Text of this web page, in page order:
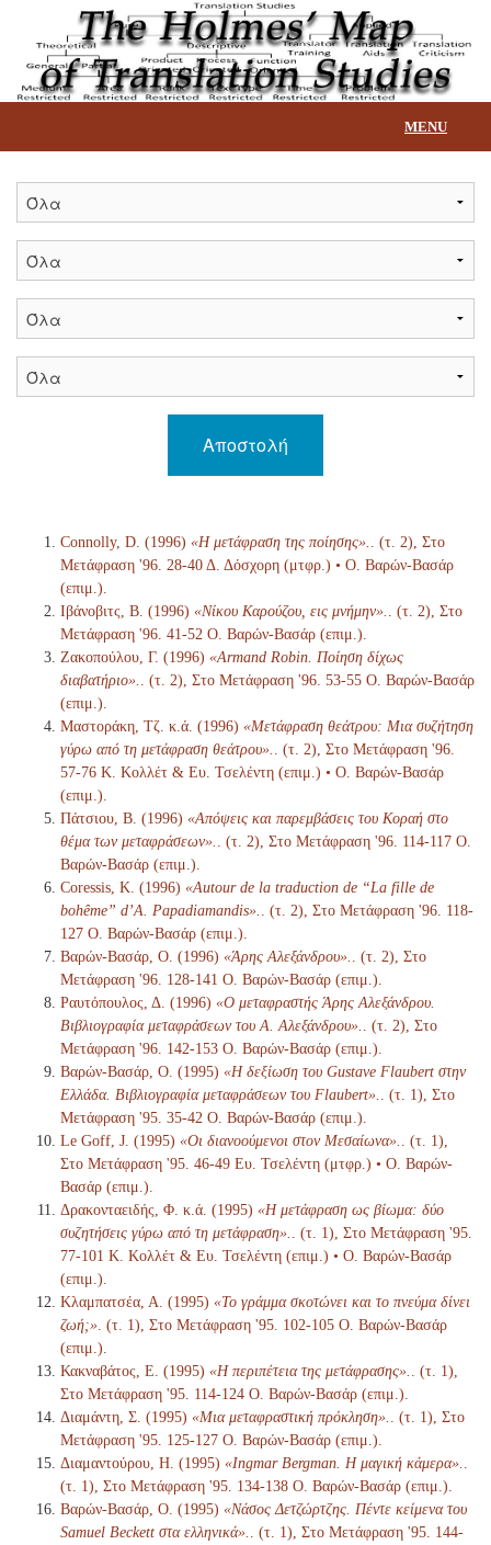
MENU
Αρχική
Τίτλοι
Επικοινωνία
Αποστολή
Connolly, D. (1996) «Η μετάφραση της ποίησης».
. (τ. 2), Στο
Μετάφραση '96. 28-40 Δ. Δόσχορη (μτφρ.) • Ο. Βαρών-Βασάρ
(επιμ.).
Ιβάνοβιτς, Β. (1996) «Νίκου Καρούζου, εις μνήμην».
. (τ. 2), Στο
Μετάφραση '96. 41-52 Ο. Βαρών-Βασάρ (επιμ.).
Ζακοπούλου, Γ. (1996) «Armand Robin. Ποίηση δίχως
διαβατήριο».
. (τ. 2), Στο Μετάφραση '96. 53-55 Ο. Βαρών-Βασάρ
(επιμ.).
Μαστοράκη, Τζ. κ.ά. (1996) «Μετάφραση θεάτρου: Μια συζήτηση
γύρω από τη μετάφραση θεάτρου».
. (τ. 2), Στο Μετάφραση '96.
57-76 Κ. Κολλέτ & Ευ. Τσελέντη (επιμ.) • Ο. Βαρών-Βασάρ
(επιμ.).
Πάτσιου, Β. (1996) «Απόψεις και παρεμβάσεις του Κοραή στο
θέμα των μεταφράσεων».
. (τ. 2), Στο Μετάφραση '96. 114-117 Ο.
Βαρών-Βασάρ (επιμ.).
Coressis, Κ. (1996) «Autour de la traduction de “La fille de
bohême” d’A. Papadiamandis».
. (τ. 2), Στο Μετάφραση '96. 118-
127 Ο. Βαρών-Βασάρ (επιμ.).
Βαρών-Βασάρ, Ο. (1996) «Άρης Αλεξάνδρου».
. (τ. 2), Στο
Μετάφραση '96. 128-141 Ο. Βαρών-Βασάρ (επιμ.).
Ραυτόπουλος, Δ. (1996) «Ο μεταφραστής Άρης Αλεξάνδρου.
Βιβλιογραφία μεταφράσεων του Α. Αλεξάνδρου».
. (τ. 2), Στο
Μετάφραση '96. 142-153 Ο. Βαρών-Βασάρ (επιμ.).
Βαρών-Βασάρ, Ο. (1995) «Η δεξίωση του Gustave Flaubert στην
Ελλάδα. Βιβλιογραφία μεταφράσεων του Flaubert».
. (τ. 1), Στο
Μετάφραση '95. 35-42 Ο. Βαρών-Βασάρ (επιμ.).
Le Goff, J. (1995) «Οι διανοούμενοι στον Μεσαίωνα».
. (τ. 1),
Στο Μετάφραση '95. 46-49 Ευ. Τσελέντη (μτφρ.) • Ο. Βαρών-
Βασάρ (επιμ.).
Δρακονταειδής, Φ. κ.ά. (1995) «Η μετάφραση ως βίωμα: δύο
συζητήσεις γύρω από τη μετάφραση».
. (τ. 1), Στο Μετάφραση '95.
77-101 Κ. Κολλέτ & Ευ. Τσελέντη (επιμ.) • Ο. Βαρών-Βασάρ
(επιμ.).
Κλαμπατσέα, Α. (1995) «Το γράμμα σκοτώνει και το πνεύμα δίνει
ζωή;» . (τ. 1), Στο Μετάφραση '95. 102-105 Ο. Βαρών-Βασάρ
(επιμ.).
Κακναβάτος, Ε. (1995) «Η περιπέτεια της μετάφρασης».
. (τ. 1),
Στο Μετάφραση '95. 114-124 Ο. Βαρών-Βασάρ (επιμ.).
Διαμάντη, Σ. (1995) «Μια μεταφραστική πρόκληση».
. (τ. 1), Στο
Μετάφραση '95. 125-127 Ο. Βαρών-Βασάρ (επιμ.).
Διαμαντούρου, Η. (1995) «Ingmar Bergman. Η μαγική κάμερα».
(τ. 1), Στο Μετάφραση '95. 134-138 Ο. Βαρών-Βασάρ (επιμ.).
Βαρών-Βασάρ, Ο. (1995) «Νάσος Δετζώρτζης. Πέντε κείμενα του
Samuel Beckett στα ελληνικά».
. (τ. 1), Στο Μετάφραση '95. 144-